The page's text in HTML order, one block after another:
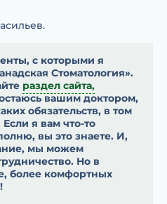
с которыми я
Стоматология».
раздел сайта,
вашим доктором,
обязательств, в том
я вам что-то
вы это знаете. И,
мы можем
Но в
более комфортных